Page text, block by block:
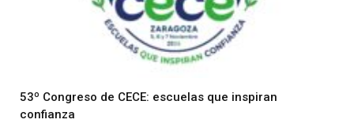
53º Congreso de CECE: escuelas que inspiran
confianza